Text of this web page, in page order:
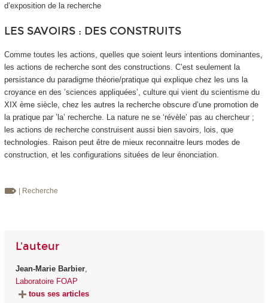
d’exposition de la recherche
LES SAVOIRS : DES CONSTRUITS
Comme toutes les actions, quelles que soient leurs intentions dominantes,
les actions de recherche sont des constructions. C’est seulement la
persistance du paradigme théorie/pratique qui explique chez les uns la
croyance en des ’sciences appliquées’, culture qui vient du scientisme du
XIX ème siècle, chez les autres la recherche obscure d’une promotion de
la pratique par ’la’ recherche. La nature ne se ‘révèle’ pas au chercheur ;
les actions de recherche construisent aussi bien savoirs, lois, que
technologies. Raison peut être de mieux reconnaitre leurs modes de
construction, et les configurations situées de leur énonciation.
| Recherche
L'auteur
Jean-Marie Barbier,
Laboratoire FOAP
tous ses articles